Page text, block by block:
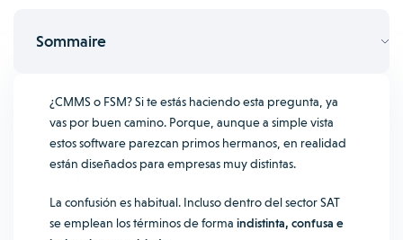
Sommaire
¿CMMS o FSM? Si te estás haciendo esta pregunta, ya
vas por buen camino. Porque, aunque a simple vista
estos software parezcan primos hermanos, en realidad
están diseñados para empresas muy distintas.
La confusión es habitual. Incluso dentro del sector SAT
se emplean los términos de forma indistinta, confusa e